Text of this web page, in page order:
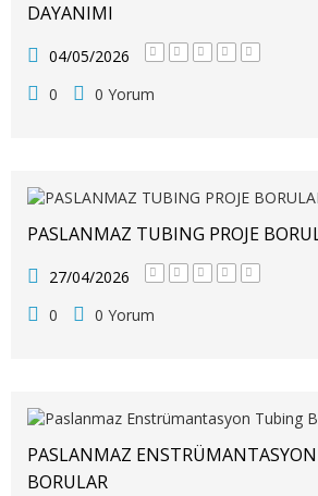
DAYANIMI
04/05/2026
0
0 Yorum
PASLANMAZ TUBING PROJE
27/04/2026
0
0 Yorum
PASLANMAZ
BORULAR